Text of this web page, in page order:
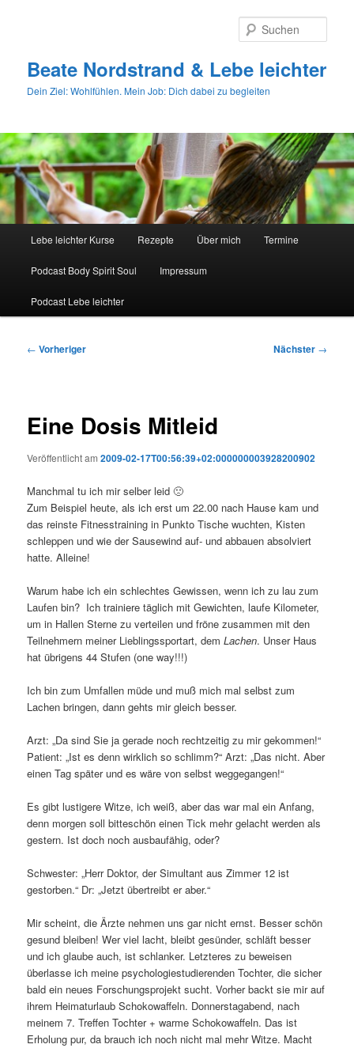
Beate Nordstrand & Lebe leichter
Dein Ziel: Wohlfühlen. Mein Job: Dich dabei zu begleiten
Lebe leichter Kurse Rezepte Über mich Termine
Podcast Body Spirit Soul Impressum
Podcast Lebe leichter
Beitragsnavigation
← Vorheriger Nächster →
Eine Dosis Mitleid
Veröffentlicht am2009-02-17T00:56:39+02:000000003928200902
Manchmal tu ich mir selber leid 🙁
Zum Beispiel heute, als ich erst um 22.00 nach Hause kam und
das reinste Fitnesstraining in Punkto Tische wuchten, Kisten
schleppen und wie der Sausewind auf- und abbauen absolviert
hatte. Alleine!
Warum habe ich ein schlechtes Gewissen, wenn ich zu lau zum
Laufen bin? Ich trainiere täglich mit Gewichten, laufe Kilometer,
um in Hallen Sterne zu verteilen und fröne zusammen mit den
Teilnehmern meiner Lieblingssportart, demLachen. Unser Haus
hat übrigens 44 Stufen (one way!!!)
Ich bin zum Umfallen müde und muß mich mal selbst zum
Lachen bringen, dann gehts mir gleich besser.
Arzt: „Da sind Sie ja gerade noch rechtzeitig zu mir gekommen!“
Patient: „Ist es denn wirklich so schlimm?“ Arzt: „Das nicht. Aber
einen Tag später und es wäre von selbst weggegangen!“
Es gibt lustigere Witze, ich weiß, aber das war mal ein Anfang,
denn morgen soll bitteschön einen Tick mehr gelacht werden als
gestern. Ist doch noch ausbaufähig, oder?
Schwester: „Herr Doktor, der Simultant aus Zimmer 12 ist
gestorben.“ Dr: „Jetzt übertreibt er aber.“
Mir scheint, die Ärzte nehmen uns gar nicht ernst. Besser schön
gesund bleiben! Wer viel lacht, bleibt gesünder, schläft besser
und ich glaube auch, ist schlanker. Letzteres zu beweisen
überlasse ich meine psychologiestudierenden Tochter, die sicher
bald ein neues Forschungsprojekt sucht. Vorher backt sie mir auf
ihrem Heimaturlaub Schokowaffeln. Donnerstagabend, nach
meinem 7. Treffen Tochter + warme Schokowaffeln. Das ist
Erholung pur, da brauch ich noch nicht mal mehr Witze. Macht